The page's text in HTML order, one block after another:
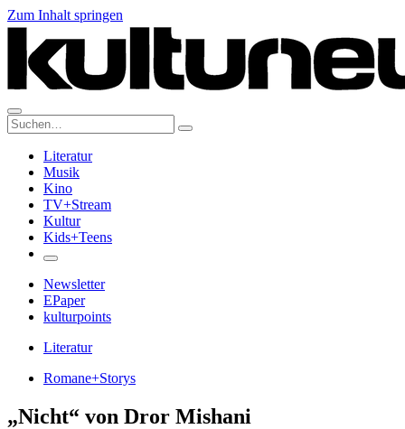
Zum Inhalt springen
Suche:
Literatur
Musik
Kino
TV+Stream
Kultur
Kids+Teens
Newsletter
EPaper
kulturpoints
Literatur
Romane+Storys
„Nicht“ von Dror Mishani